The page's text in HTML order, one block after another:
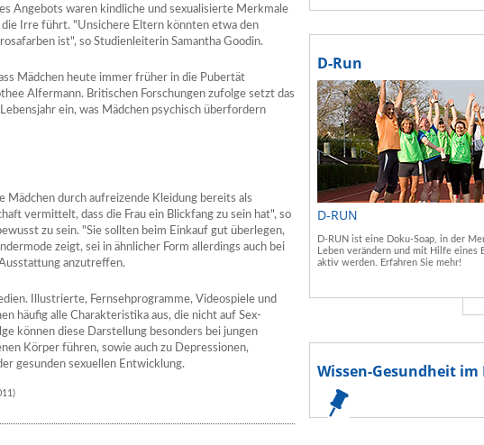
Angebots waren kindliche und sexualisierte Merkmale
Irre führt. "Unsichere Eltern könnten etwa den
ist", so Studienleiterin Samantha Goodin.
Mädchen heute immer früher in die Pubertät
Alfermann. Britischen Forschungen zufolge setzt das
ein, was Mädchen psychisch überfordern
Mädchen durch aufreizende Kleidung bereits als
vermittelt, dass die Frau ein Blickfang zu sein hat", so
zu sein. "Sie sollten beim Einkauf gut überlegen,
zeigt, sei in ähnlicher Form allerdings auch bei
anzutreffen.
Illustrierte, Fernsehprogramme, Videospiele und
häufig alle Charakteristika aus, die nicht auf Sex-
können diese Darstellung besonders bei jungen
Körper führen, sowie auch zu Depressionen,
gesunden sexuellen Entwicklung.
D-Run
D-RUN
D-RUN ist eine Doku-Soap, in der
Leben verändern und mit Hilfe eines
aktiv werden. Erfahren Sie mehr!
Wissen-Gesundheit im